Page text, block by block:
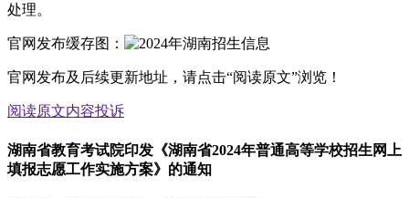
处理。
官网发布缓存图：
官网发布及后续更新地址，请点击“阅读原文”浏览！
阅读原文内容投诉
湖南省教育考试院印发《湖南省2024年普通高等学校招生网上
填报志愿工作实施方案》的通知